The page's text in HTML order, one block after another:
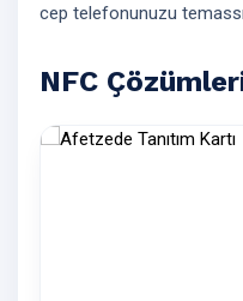
cep telefonunuzu
NFC